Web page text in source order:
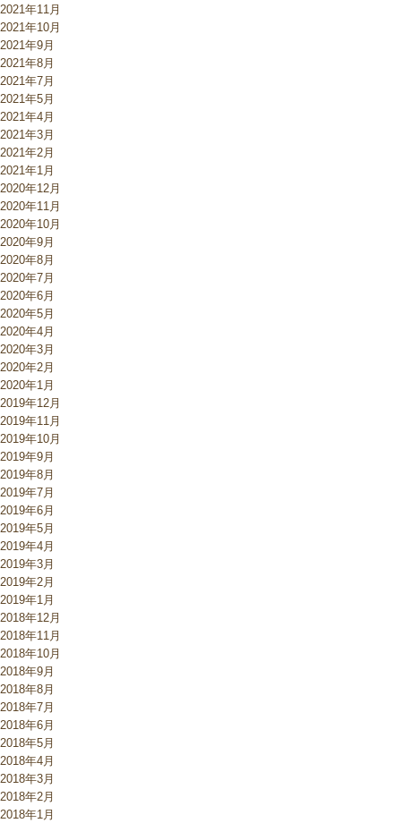
2021年11月
2021年10月
2021年9月
2021年8月
2021年7月
2021年5月
2021年4月
2021年3月
2021年2月
2021年1月
2020年12月
2020年11月
2020年10月
2020年9月
2020年8月
2020年7月
2020年6月
2020年5月
2020年4月
2020年3月
2020年2月
2020年1月
2019年12月
2019年11月
2019年10月
2019年9月
2019年8月
2019年7月
2019年6月
2019年5月
2019年4月
2019年3月
2019年2月
2019年1月
2018年12月
2018年11月
2018年10月
2018年9月
2018年8月
2018年7月
2018年6月
2018年5月
2018年4月
2018年3月
2018年2月
2018年1月